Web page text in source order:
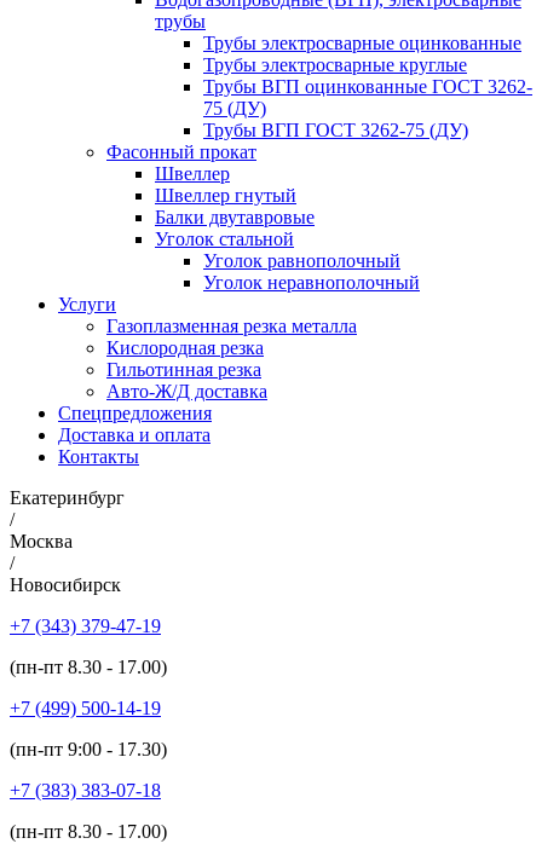
трубы
Трубы электросварные оцинкованные
Трубы электросварные круглые
Трубы ВГП оцинкованные ГОСТ 3262-
75 (ДУ)
Трубы ВГП ГОСТ 3262-75 (ДУ)
Фасонный прокат
Швеллер
Швеллер гнутый
Балки двутавровые
Уголок стальной
Уголок равнополочный
Уголок неравнополочный
Услуги
Газоплазменная резка металла
Кислородная резка
Гильотинная резка
Авто-Ж/Д доставка
Спецпредложения
Доставка и оплата
Контакты
Екатеринбург
/
Москва
/
Новосибирск
+7 (343) 379-47-19
(пн-пт 8.30 - 17.00)
+7 (499) 500-14-19
(пн-пт 9:00 - 17.30)
+7 (383) 383-07-18
(пн-пт 8.30 - 17.00)